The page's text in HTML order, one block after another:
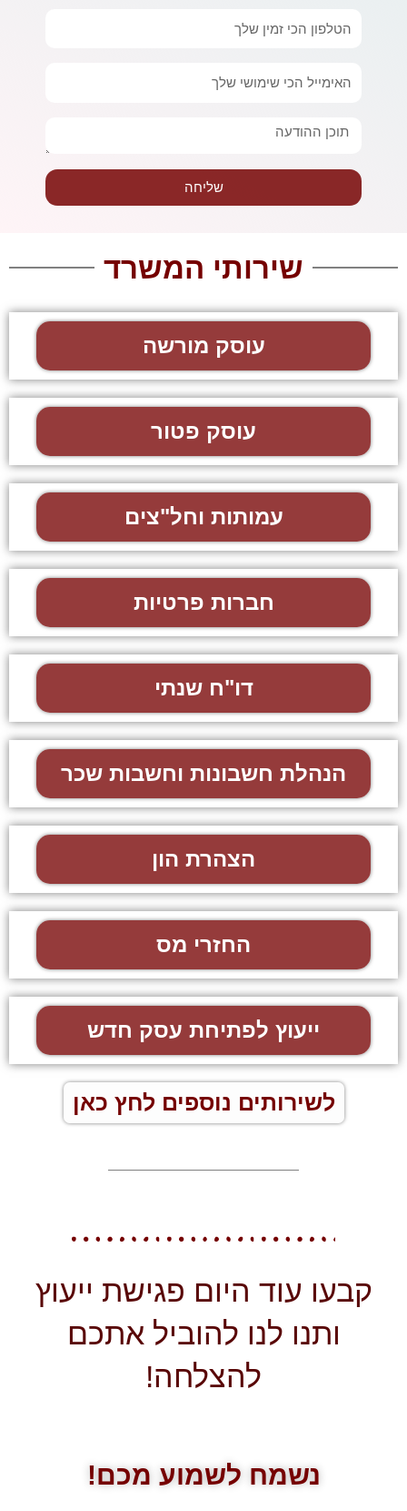
טלפון
אימייל
הודעה
שליחה
שירותי המשרד
עוסק מורשה
עוסק פטור
עמותות וחל"צים
חברות פרטיות
דו"ח שנתי
הנהלת חשבונות וחשבות שכר
הצהרת הון
החזרי מס
ייעוץ לפתיחת עסק חדש
לשירותים נוספים לחץ כאן
קבעו עוד היום פגישת ייעוץ
ותנו לנו להוביל אתכם
להצלחה!
נשמח לשמוע מכם!